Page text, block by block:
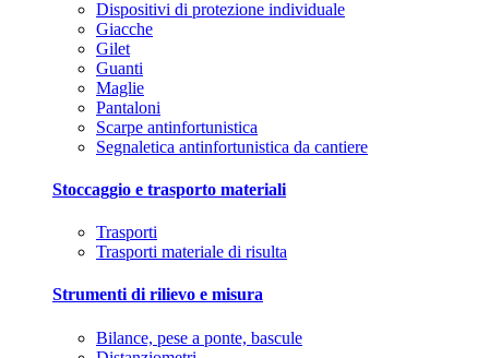
Dispositivi di protezione individuale
Giacche
Gilet
Guanti
Maglie
Pantaloni
Scarpe antinfortunistica
Segnaletica antinfortunistica da cantiere
Stoccaggio e trasporto materiali
Trasporti
Trasporti materiale di risulta
Strumenti di rilievo e misura
Bilance, pese a ponte, bascule